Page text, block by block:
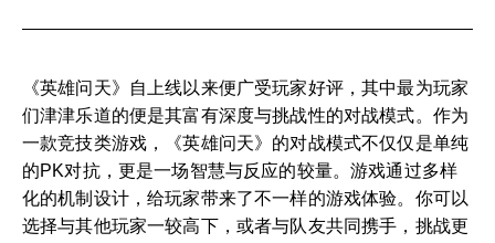
《英雄问天》自上线以来便广受玩家好评，其中最为玩家
们津津乐道的便是其富有深度与挑战性的对战模式。作为
一款竞技类游戏，《英雄问天》的对战模式不仅仅是单纯
的PK对抗，更是一场智慧与反应的较量。游戏通过多样
化的机制设计，给玩家带来了不一样的游戏体验。你可以
选择与其他玩家一较高下，或者与队友共同携手，挑战更